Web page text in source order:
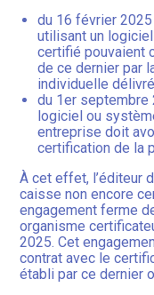
du 16 février
utilisant un
certifié pouvaient
de ce dernier par
individuelle
du 1er septembre
logiciel ou
entreprise doit
certification de la
À cet effet, l’éditeur
caisse non encore
engagement ferme
organisme
2025. Cet
contrat avec le
établi par ce dernier